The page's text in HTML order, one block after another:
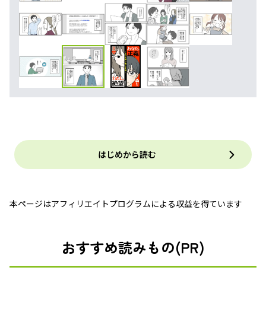
はじめから読む
本ページはアフィリエイトプログラムによる収益を得ています
おすすめ読みもの(PR)